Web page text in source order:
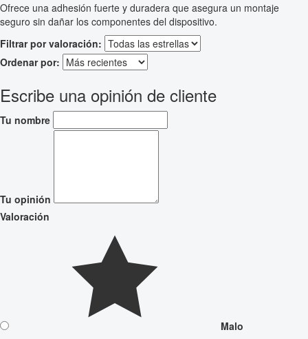
Ofrece una adhesión fuerte y duradera que asegura un montaje
seguro sin dañar los componentes del dispositivo.
Filtrar por valoración:
Ordenar por:
Escribe una opinión de cliente
Tu nombre
Tu opinión
Valoración
Malo